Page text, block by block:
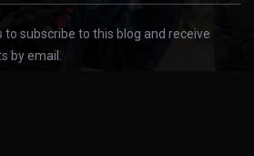
to subscribe to this blog and receive
by email.